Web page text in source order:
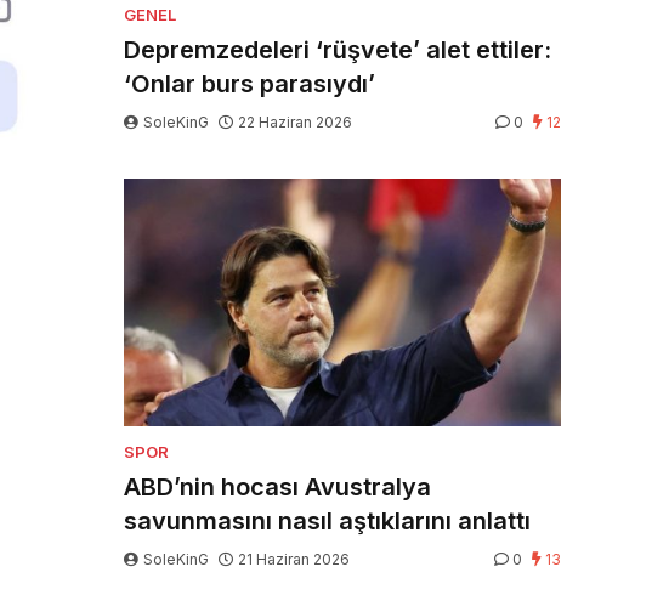
GENEL
Depremzedeleri ‘rüşvete’ alet ettiler:
‘Onlar burs parasıydı’
SoleKinG 22 Haziran 2026 0 12
SPOR
ABD’nin hocası Avustralya
savunmasını nasıl aştıklarını anlattı
SoleKinG 21 Haziran 2026 0 13